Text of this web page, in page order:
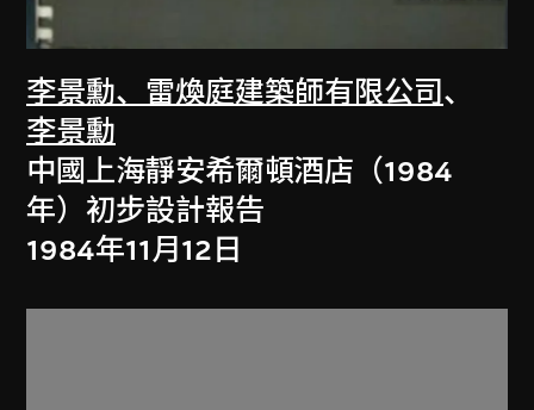
李景勳、雷煥庭建築師有限公司 、
李景勳
中國上海靜安希爾頓酒店（1984
年）初步設計報告
1984年11月12日